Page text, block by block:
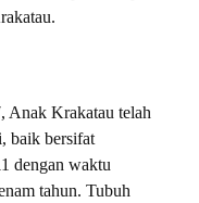
Anak Krakatau telah
baik bersifat
dengan waktu
tahun. Tubuh